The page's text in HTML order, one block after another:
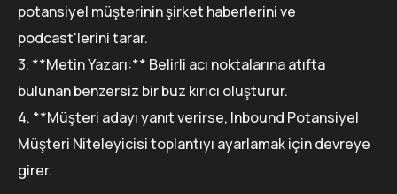
potansiyel müşterinin şirket haberlerini ve
podcast'lerini tarar.
3. **Metin Yazarı:** Belirli acı noktalarına atıfta
bulunan benzersiz bir buz kırıcı oluşturur.
4. **Müşteri adayı yanıt verirse, Inbound Potansiyel
Müşteri Niteleyicisi toplantıyı ayarlamak için devreye
girer.